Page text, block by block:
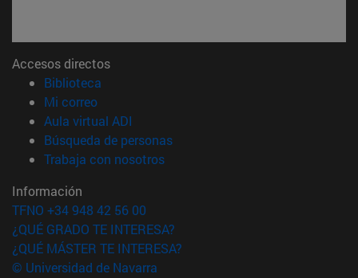
Accesos directos
Biblioteca
Mi correo(abre en nueva ventana)
Aula virtual ADI
Búsqueda de personas(abre en nueva ventana)
Trabaja con nosotros(abre en nueva ventana)
Información
TFNO +34 948 42 56 00
¿QUÉ GRADO TE INTERESA?
¿QUÉ MÁSTER TE INTERESA?
© Universidad de Navarra